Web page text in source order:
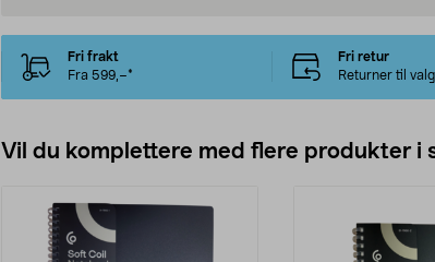
Fri frakt
Fra 599,–*
Fri retur
Returner til
Vil du komplettere med flere produkter i